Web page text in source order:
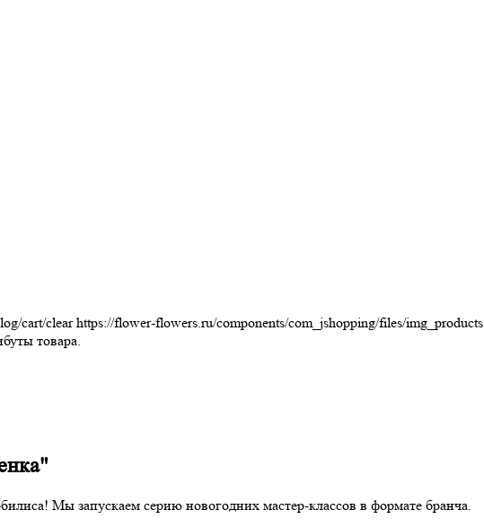
cart/clear https://flower-flowers.ru/components/com_jshopping/files/img_products
товара.
Мы запускаем серию новогодних мастер-классов в формате бранча.